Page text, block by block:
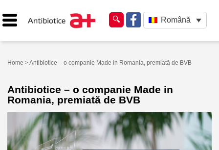
Română
Home > Antibiotice – o companie Made in Romania, premiată de BVB
Antibiotice – o companie Made in
Romania, premiată de BVB